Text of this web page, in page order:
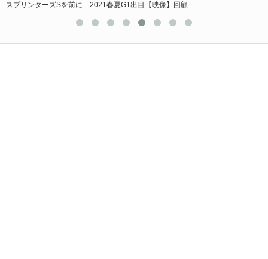
スプリンターズSを前に…2021春夏G1出目【映像】回顧